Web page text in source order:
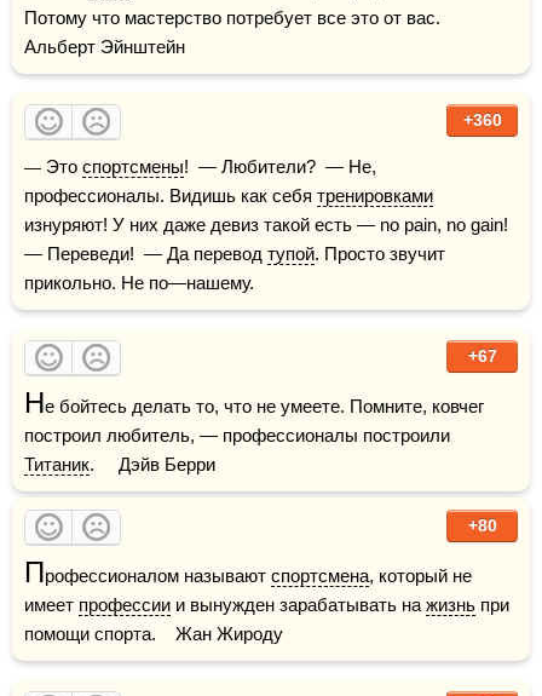
Потому что мастерство потребует все это от вас.
Альберт Эйнштейн
+360
— Это спортсмены!  — Любители?  — Не,
профессионалы. Видишь как себя тренировками
изнуряют! У них даже девиз такой есть — no pain, no gain!
— Переведи!  — Да перевод тупой. Просто звучит
прикольно. Не по—нашему.
+67
Не бойтесь делать то, что не умеете. Помните, ковчег
Титаник.     Дэйв Берри
+80
Профессионалом называют спортсмена, который не
имеет профессии и вынужден зарабатывать на жизнь при
помощи спорта.    Жан Жироду